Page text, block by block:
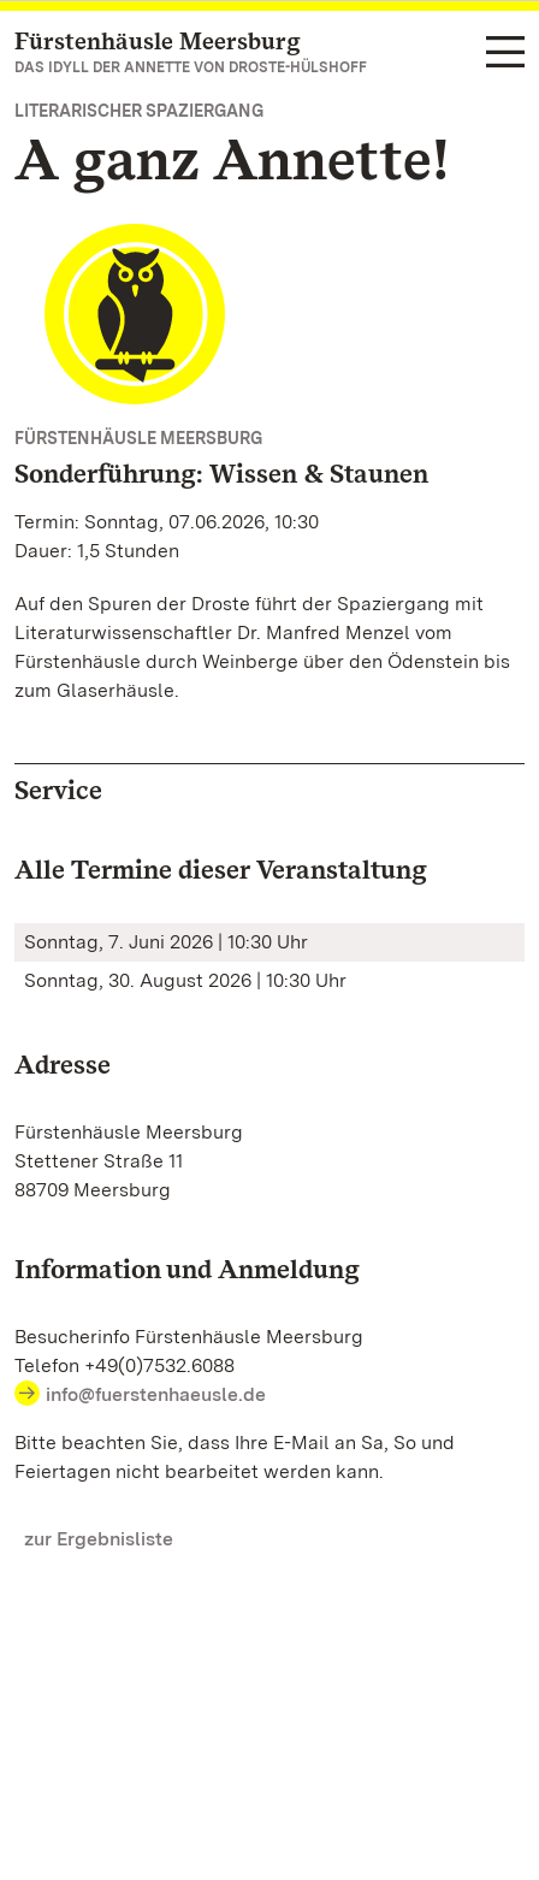
Zum Hauptinhalt springen
Fürstenhäusle Meersburg
DAS IDYLL DER ANNETTE VON DROSTE-HÜLSHOFF
LITERARISCHER SPAZIERGANG
A ganz Annette!
FÜRSTENHÄUSLE MEERSBURG
Sonderführung: Wissen & Staunen
Termin: Sonntag, 07.06.2026, 10:30
Dauer: 1,5 Stunden
Auf den Spuren der Droste führt der Spaziergang mit
Literaturwissenschaftler Dr. Manfred Menzel vom
Fürstenhäusle durch Weinberge über den Ödenstein bis
zum Glaserhäusle.
Service
Alle Termine dieser Veranstaltung
Sonntag, 7. Juni 2026 | 10:30 Uhr
Sonntag, 30. August 2026 | 10:30 Uhr
Adresse
Fürstenhäusle Meersburg
Stettener Straße 11
88709 Meersburg
Information und Anmeldung
Besucherinfo Fürstenhäusle Meersburg
Telefon +49(0)7532.6088
info@fuerstenhaeusle.de
Bitte beachten Sie, dass Ihre E-Mail an Sa, So und
Feiertagen nicht bearbeitet werden kann.
zur Ergebnisliste